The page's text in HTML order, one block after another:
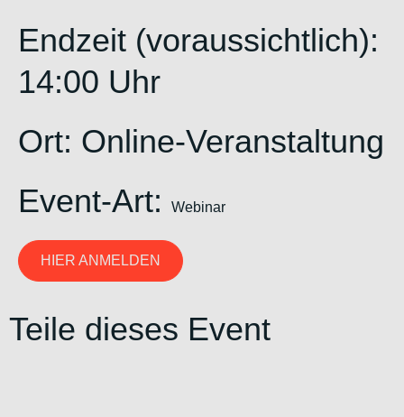
Endzeit (voraussichtlich):
14:00 Uhr
Ort: Online-Veranstaltung
Event-Art:
Webinar
HIER ANMELDEN
Teile dieses Event